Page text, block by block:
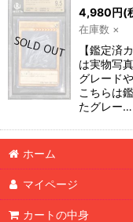
4,980円(
在庫数 ×
【鑑定済
は実物写
グレード
こちらは
たグレー…
ホーム
マイページ
カートの中身